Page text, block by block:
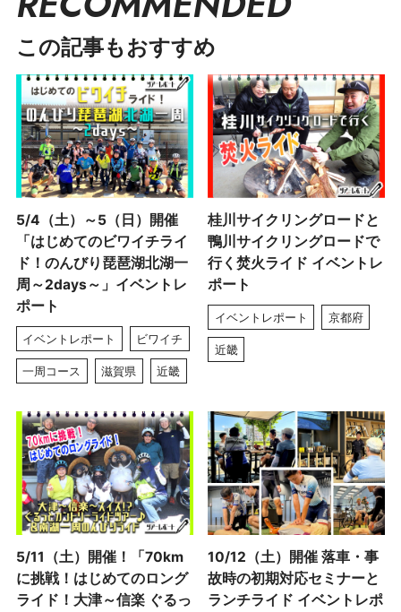
この記事もおすすめ
5/4（土）～5（日）開催
「はじめてのビワイチライ
ド！のんびり琵琶湖北湖一
周～2days～」イベントレ
ポート
イベントレポート ビワイチ
一周コース 滋賀県 近畿
桂川サイクリングロードと
鴨川サイクリングロードで
行く焚火ライド イベントレ
ポート
イベントレポート 京都府
近畿
5/11（土）開催！「70km
に挑戦！はじめてのロング
ライド！大津～信楽 ぐるっ
10/12（土）開催 落車・事
故時の初期対応セミナーと
ランチライド イベントレポ